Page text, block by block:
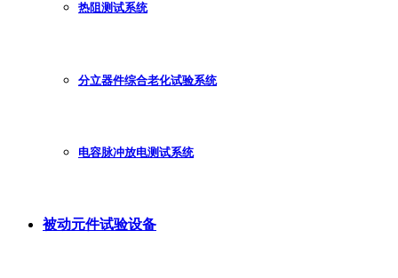
热阻测试系统
分立器件综合老化试验系统
电容脉冲放电测试系统
被动元件试验设备